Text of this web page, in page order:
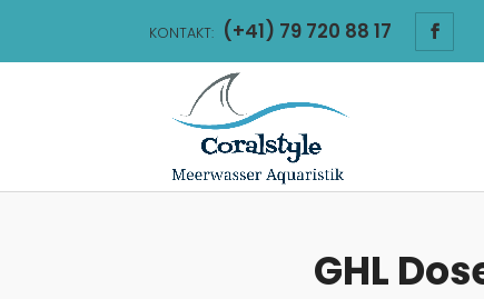
KONTAKT: (+41) 79 720 88 17
GHL